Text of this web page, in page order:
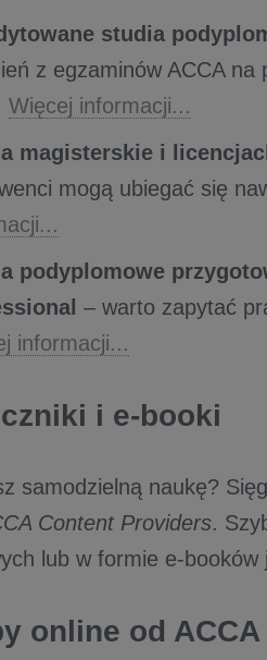
studia
z egzaminów ACCA na
Więcej informacji...
magisterskie i
mogą ubiegać się
podyplomowe
– warto zapytać
informacji...
i e-booki
samodzielną naukę?
Content Providers.
lub w formie e-booków
online od ACCA